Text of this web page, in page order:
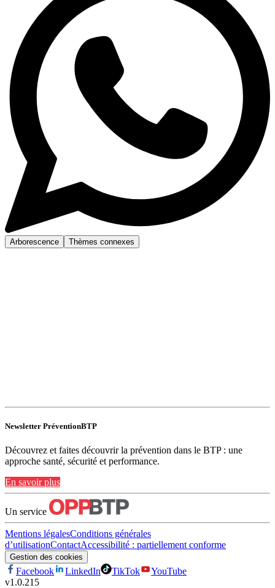
Arborescence Thèmes connexes
Newsletter PréventionBTP
Découvrez et faites découvrir la prévention dans le BTP : une
approche santé, sécurité et performance.
En savoir plus
Un service
Mentions légalesConditions générales
d’utilisationContactAccessibilité : partiellement conforme
Gestion des cookies
Facebook LinkedIn TikTok
YouTube
v1.0.215